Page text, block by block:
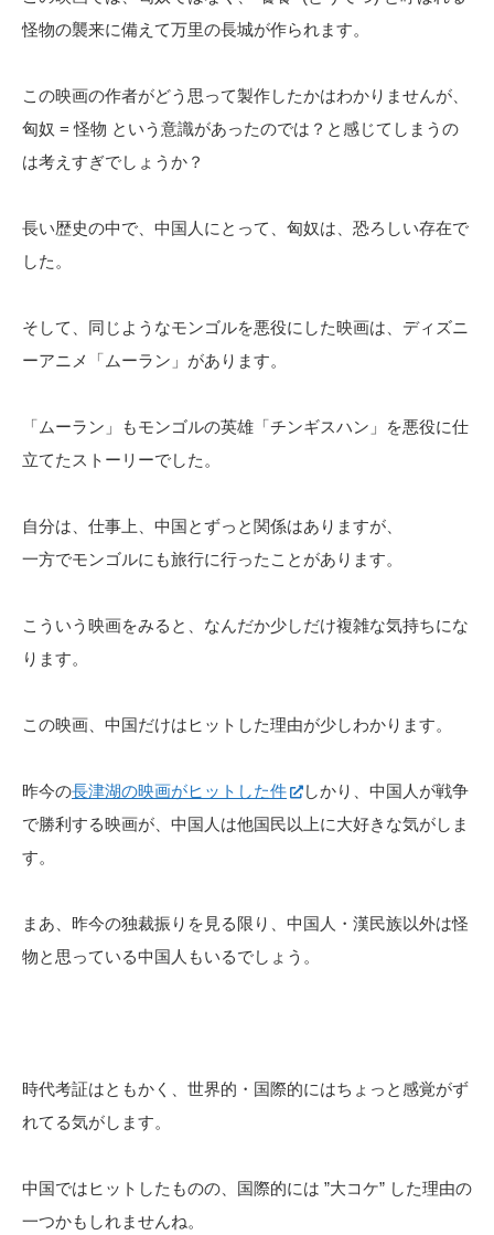
怪物の襲来に備えて万里の長城が作られます。
この映画の作者がどう思って製作したかはわかりませんが、
匈奴 = 怪物 という意識があったのでは？と感じてしまうの
は考えすぎでしょうか？
長い歴史の中で、中国人にとって、匈奴は、恐ろしい存在で
した。
そして、同じようなモンゴルを悪役にした映画は、ディズニ
ーアニメ「ムーラン」があります。
「ムーラン」もモンゴルの英雄「チンギスハン」を悪役に仕
立てたストーリーでした。
自分は、仕事上、中国とずっと関係はありますが、
一方でモンゴルにも旅行に行ったことがあります。
こういう映画をみると、なんだか少しだけ複雑な気持ちにな
ります。
この映画、中国だけはヒットした理由が少しわかります。
昨今の長津湖の映画がヒットした件
しかり、中国人が戦争
で勝利する映画が、中国人は他国民以上に大好きな気がしま
す。
まあ、昨今の独裁振りを見る限り、中国人・漢民族以外は怪
物と思っている中国人もいるでしょう。
時代考証はともかく、世界的・国際的にはちょっと感覚がず
れてる気がします。
中国ではヒットしたものの、国際的には ”大コケ” した理由の
一つかもしれませんね。